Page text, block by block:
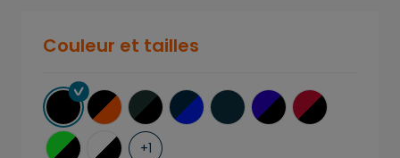
Couleur et tailles
+1